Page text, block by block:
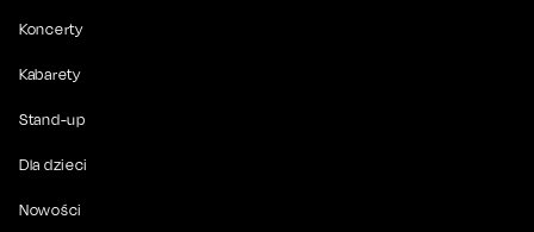
Koncerty
Kabarety
Stand-up
Dla dzieci
Nowości